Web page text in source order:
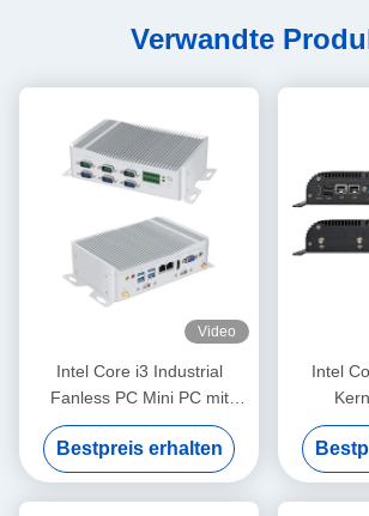
Verwandte
Video
Intel Core i3 Industrial
Fanless PC Mini PC mit
GPIO und DDR4 16G 6COM
Bestpreis erhalten
Intel